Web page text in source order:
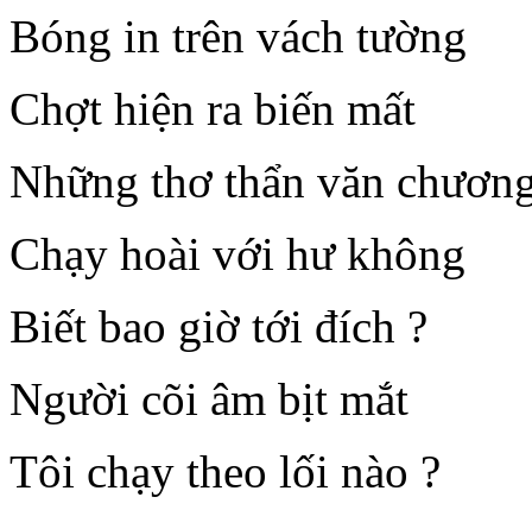
Bóng in trên vách tường
Chợt hiện ra biến mất
Những thơ thẩn văn
Chạy hoài với hư không
Biết bao giờ tới đích ?
Người cõi âm bịt mắt
Tôi chạy theo lối nào ?